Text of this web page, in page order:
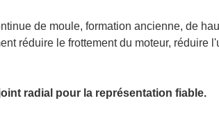
de moule, formation ancienne, de
réduire le frottement du moteur, réduire
radial pour la représentation fiable.